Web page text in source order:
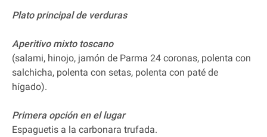
Plato principal de verduras
Aperitivo mixto toscano
(salami, hinojo, jamón de Parma 24 coronas, polenta con
salchicha, polenta con setas, polenta con paté de
hígado).
Primera opción en el lugar
Espaguetis a la carbonara trufada.